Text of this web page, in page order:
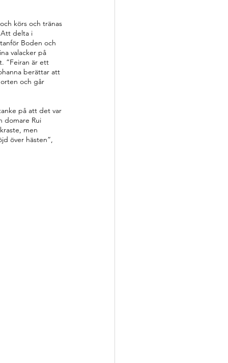
körs och tränas
Att delta i
Boden och
valacker på
”Feiran är ett
berättar att
och går
på att det var
domare Rui
men
över hästen”,